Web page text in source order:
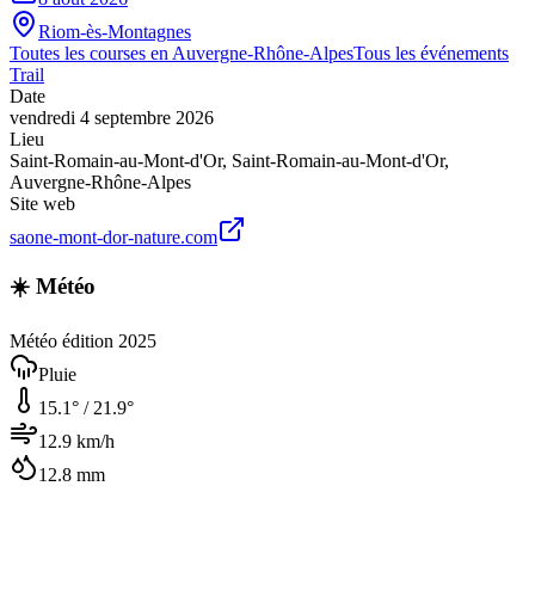
Riom-ès-Montagnes
Toutes les courses en Auvergne-Rhône-AlpesTous les événements
Trail
Date
vendredi 4 septembre 2026
Lieu
Saint-Romain-au-Mont-d'Or, Saint-Romain-au-Mont-d'Or,
Auvergne-Rhône-Alpes
Site web
saone-mont-dor-nature.com
☀️ Météo
Météo édition 2025
Pluie
15.1° / 21.9°
12.9 km/h
12.8 mm